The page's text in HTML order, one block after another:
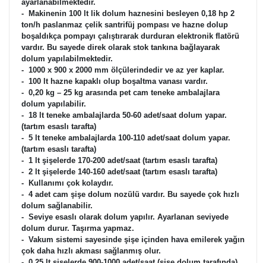
ayarlanabilmektedir.
- Makinenin 100 lt lik dolum haznesini besleyen 0,18 hp 2
ton/h paslanmaz çelik santrifüj pompası ve hazne dolup
boşaldıkça pompayı çalıştırarak durduran elektronik flatörü
vardır. Bu sayede direk olarak stok tankına bağlayarak
dolum yapılabilmektedir.
- 1000 x 900 x 2000 mm ölçülerindedir ve az yer kaplar.
- 100 lt hazne kapaklı olup boşaltma vanası vardır.
- 0,20 kg – 25 kg arasında pet cam teneke ambalajlara
dolum yapılabilir.
- 18 lt teneke ambalajlarda 50-60 adet/saat dolum yapar.
(tartım esaslı tarafta)
- 5 lt teneke ambalajlarda 100-110 adet/saat dolum yapar.
(tartım esaslı tarafta)
- 1 lt şişelerde 170-200 adet/saat (tartım esaslı tarafta)
- 2 lt şişelerde 140-160 adet/saat (tartım esaslı tarafta)
- Kullanımı çok kolaydır.
- 4 adet cam şişe dolum nozülü vardır. Bu sayede çok hızlı
dolum sağlanabilir.
- Seviye esaslı olarak dolum yapılır. Ayarlanan seviyede
dolum durur. Taşırma yapmaz.
- Vakum sistemi sayesinde şişe içinden hava emilerek yağın
çok daha hızlı akması sağlanmış olur.